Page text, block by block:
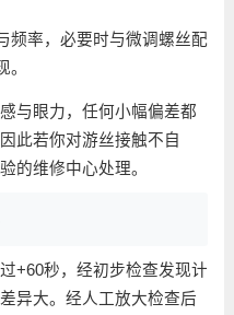
频率，必要时与微调螺丝配
。
与眼力，任何小幅偏差都
此若你对游丝接触不自
的维修中心处理。
+60秒，经初步检查发现计
异大。经人工放大检查后